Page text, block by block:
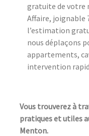
gratuite de votre
Affaire, joignable
l’estimation
nous déplaçons
appartements,
intervention
Vous trouverez à
pratiques et utiles
Menton.